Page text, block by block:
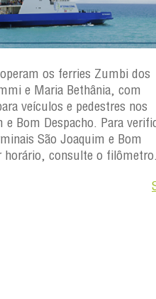
os ferries Zumbi dos
e Maria Bethânia, com
veículos e pedestres nos
Bom Despacho. Para
São Joaquim e Bom
horário, consulte o